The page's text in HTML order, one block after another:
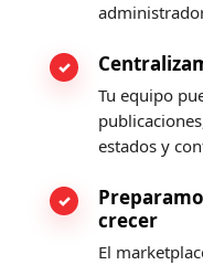
Tu equipo
estados y
crecer
El